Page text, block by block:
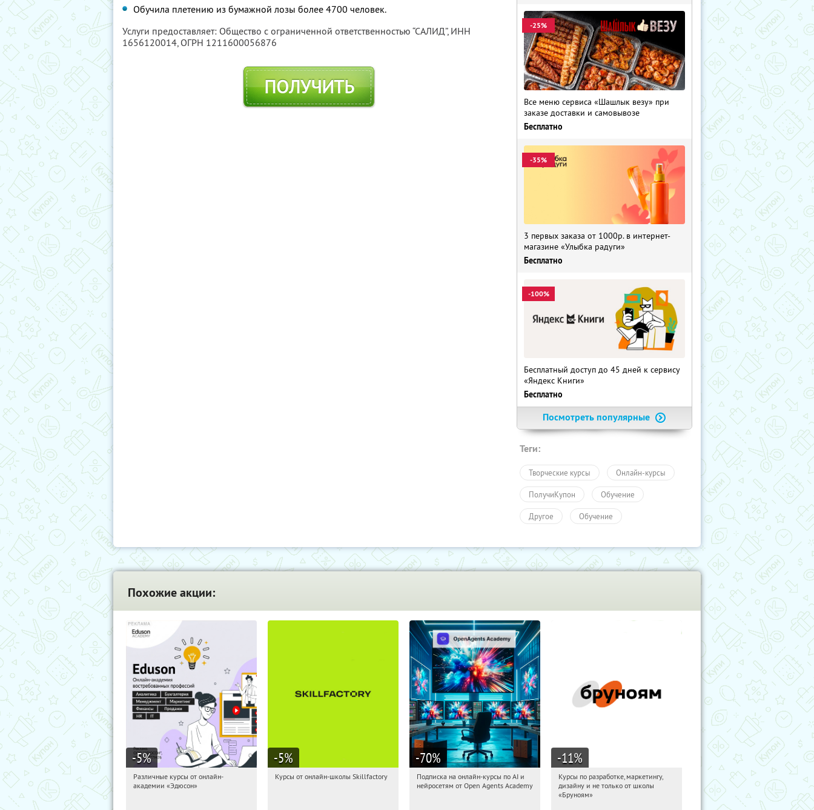
Обучила плетению из бумажной лозы более 4700 человек.
Услуги предоставляет: Общество с ограниченной ответственностью “САЛИД”, ИНН
1656120014, ОГРН 1211600056876
ПОЛУЧИТЬ
-25%
Все меню сервиса «Шашлык везу» при
заказе доставки и самовывозе
Бесплатно
-35%
3 первых заказа от 1000р. в интернет-
магазине «Улыбка радуги»
Бесплатно
-100%
Бесплатный доступ до 45 дней к сервису
«Яндекс Книги»
Бесплатно
Посмотреть популярные
Теги:
Творческие курсы Онлайн-курсы
ПолучиКупон Обучение
Другое Обучение
Похожие акции:
-5%
21:54:19 Получили:
Различные курсы от онлайн-
академии «Эдюсон»
-5%
21:54:19
Получи первым!
Курсы от онлайн-школы Skillfactory
-70%
21:54:19 Получили:
Подписка на онлайн-курсы по AI и
нейросетям от Open Agents Academy
-11%
21:54:19
Получи первым!
Россия
Курсы по разработке, маркетингу,
дизайну и не только от школы
«Бруноям»